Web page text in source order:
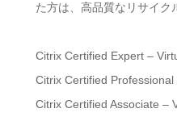
た方は、高品質なリサイク
Citrix Certified Expert –
Citrix Certified
Citrix Certified Associate –